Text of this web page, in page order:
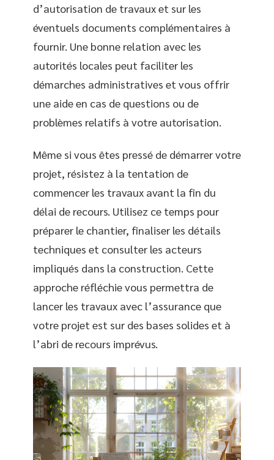
d’autorisation de travaux et sur les
éventuels documents complémentaires à
fournir. Une bonne relation avec les
autorités locales peut faciliter les
démarches administratives et vous offrir
une aide en cas de questions ou de
problèmes relatifs à votre autorisation.
Même si vous êtes pressé de démarrer votre
projet, résistez à la tentation de
commencer les travaux avant la fin du
délai de recours. Utilisez ce temps pour
préparer le chantier, finaliser les détails
techniques et consulter les acteurs
impliqués dans la construction. Cette
approche réfléchie vous permettra de
lancer les travaux avec l’assurance que
votre projet est sur des bases solides et à
l’abri de recours imprévus.